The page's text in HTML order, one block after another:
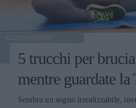
5 trucchi per
mentre guardate
Sembra un sogno irrealizzabile,